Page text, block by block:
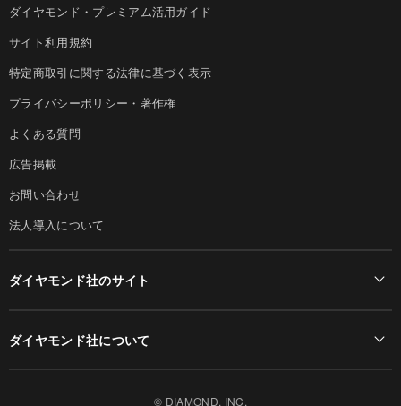
ダイヤモンド・プレミアム活用ガイド
サイト利用規約
特定商取引に関する法律に基づく表示
プライバシーポリシー・著作権
よくある質問
広告掲載
お問い合わせ
法人導入について
ダイヤモンド社のサイト
ダイヤモンド社について
© DIAMOND, INC.